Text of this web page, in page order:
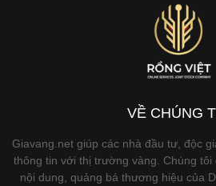
VỀ CHÚNG
Giavang.net giúp các nhà đầu tư, độc
thông tin với thị trường vàng. Chúng
nội dung, quảng bá thương hiệu của